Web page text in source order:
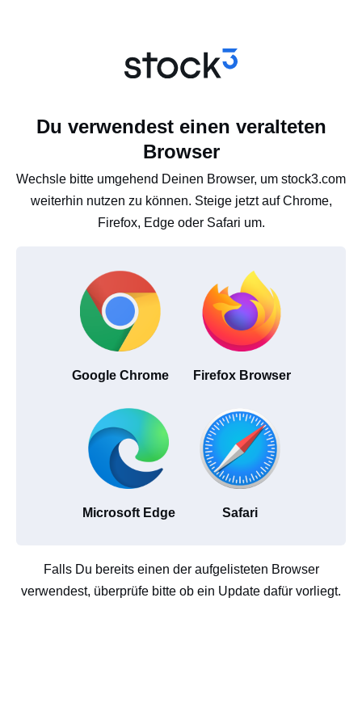
Du verwendest einen veralteten
Browser
Wechsle bitte umgehend Deinen Browser, um stock3.com
weiterhin nutzen zu können. Steige jetzt auf Chrome,
Firefox, Edge oder Safari um.
Google Chrome Firefox Browser
Microsoft Edge Safari
Falls Du bereits einen der aufgelisteten Browser
verwendest, überprüfe bitte ob ein Update dafür vorliegt.